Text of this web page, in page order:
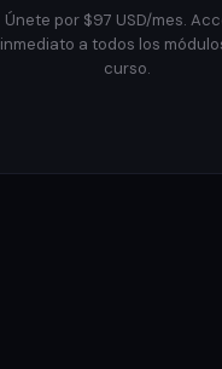
Únete por $97 USD/mes.
inmediato a todos los
curso.